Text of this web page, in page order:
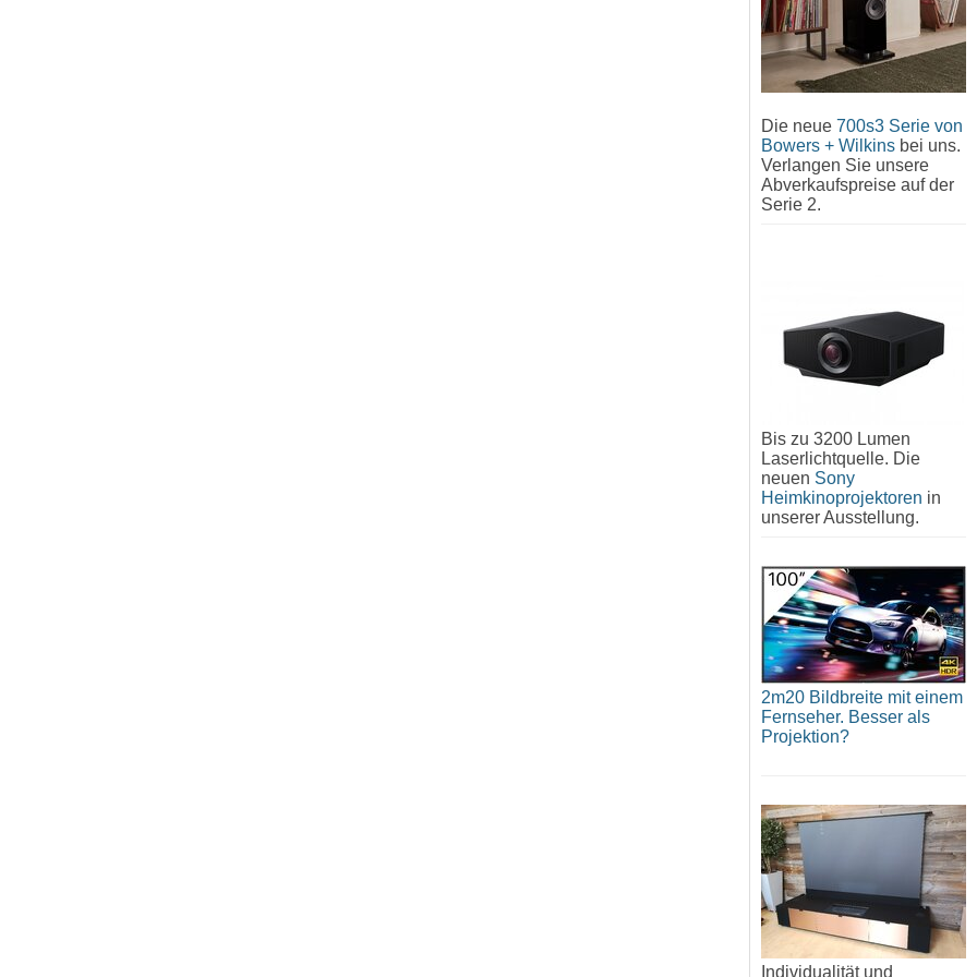
Die neue 700s3 Serie von
Bowers + Wilkins bei uns.
Verlangen Sie unsere
Abverkaufspreise auf der
Serie 2.
Bis zu 3200 Lumen
Laserlichtquelle. Die
neuen Sony
Heimkinoprojektoren in
unserer Ausstellung.
2m20 Bildbreite mit einem
Fernseher. Besser als
Projektion?
Individualität und